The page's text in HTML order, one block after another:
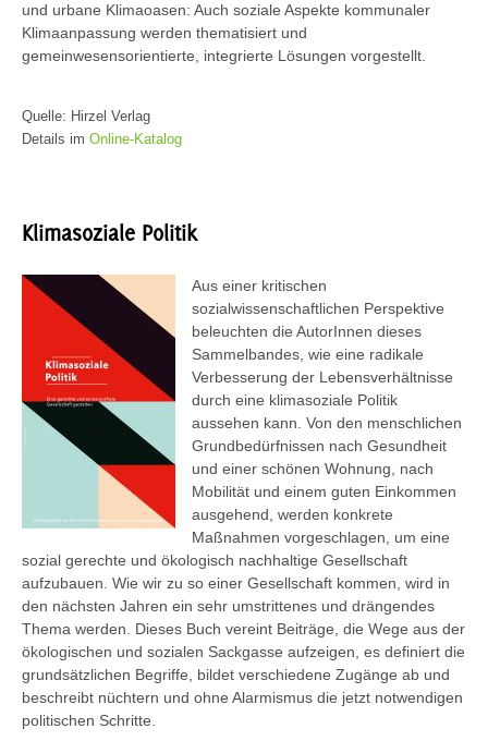
und urbane Klimaoasen: Auch soziale Aspekte kommunaler
Klimaanpassung werden thematisiert und
gemeinwesensorientierte, integrierte Lösungen vorgestellt.
Quelle: Hirzel Verlag
Details im Online-Katalog
Klimasoziale Politik
Aus einer kritischen
sozialwissenschaftlichen Perspektive
beleuchten die AutorInnen dieses
Sammelbandes, wie eine radikale
Verbesserung der Lebensverhältnisse
durch eine klimasoziale Politik
aussehen kann. Von den menschlichen
Grundbedürfnissen nach Gesundheit
und einer schönen Wohnung, nach
Mobilität und einem guten Einkommen
ausgehend, werden konkrete
Maßnahmen vorgeschlagen, um eine
sozial gerechte und ökologisch nachhaltige Gesellschaft
aufzubauen. Wie wir zu so einer Gesellschaft kommen, wird in
den nächsten Jahren ein sehr umstrittenes und drängendes
Thema werden. Dieses Buch vereint Beiträge, die Wege aus der
ökologischen und sozialen Sackgasse aufzeigen, es definiert die
grundsätzlichen Begriffe, bildet verschiedene Zugänge ab und
beschreibt nüchtern und ohne Alarmismus die jetzt notwendigen
politischen Schritte.